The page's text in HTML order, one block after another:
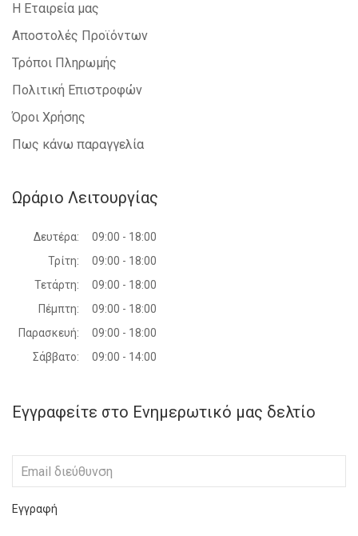
Η Εταιρεία μας
Αποστολές Προϊόντων
Τρόποι Πληρωμής
Πολιτική Επιστροφών
Όροι Χρήσης
Πως κάνω παραγγελία
Ωράριο Λειτουργίας
Δευτέρα:
09:00 - 18:00
Τρίτη:
09:00 - 18:00
Τετάρτη:
09:00 - 18:00
Πέμπτη:
09:00 - 18:00
Παρασκευή:
09:00 - 18:00
Σάββατο:
09:00 - 14:00
Εγγραφείτε στο Ενημερωτικό μας δελτίο
Εγγραφή